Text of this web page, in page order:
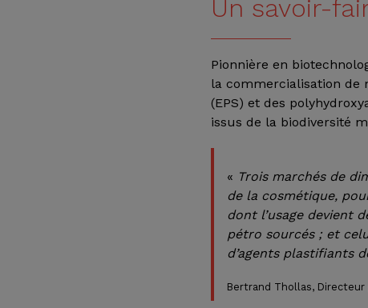
Un savoir-
Pionnière en
la commercialisation de
(EPS) et des
issus de la biodiversité
« Trois marchés de
de la cosmétique,
dont l’usage devient
pétro sourcés ; et
d’agents plastifiants
Bertrand Thollas, Directeur